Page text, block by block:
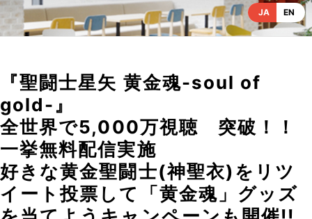
JA EN
『聖闘士星矢 黄金魂-soul of
gold-』
全世界で5,000万視聴 突破！！
一挙無料配信実施
好きな黄金聖闘士(神聖衣)をリツ
イート投票して「黄金魂」グッズ